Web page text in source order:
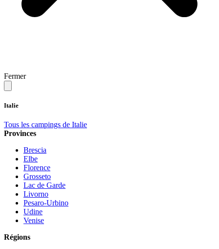
Fermer
Italie
Tous les campings de Italie
Provinces
Brescia
Elbe
Florence
Grosseto
Lac de Garde
Livorno
Pesaro-Urbino
Udine
Venise
Régions